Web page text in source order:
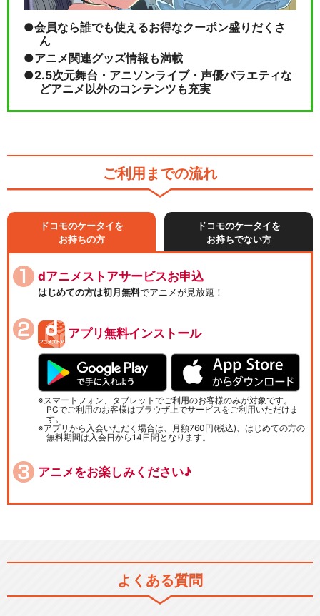
会員なら誰でも使えるお得なクーポン盛りだくさ
ん
アニメ関連グッズ情報も満載
2.5次元舞台・アニソンライブ・声優バラエティな
どアニメ以外のコンテンツも充実
ご利用までの流れ
ドコモのケータイを
お持ちの方
ドコモのケータイを
お持ちでない方
dアニメストアサービスお申込
はじめての方は初月無料でアニメが見放題！
アプリ無料インストール
スマートフォン、タブレットでご利用のお客様のみが対象です。
PCでご利用のお客様はブラウザ上でサービスをご利用いただけま
す。
アプリから入会いただく場合は、月額760円(税込)、はじめての方の
無料期間は入会日から14日間となります。
アニメをお楽しみください♪
よくある質問